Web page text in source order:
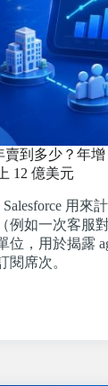
賣到多少？年增
12 億美元
用來
例如一次客服
位，用於揭露
閱席次。